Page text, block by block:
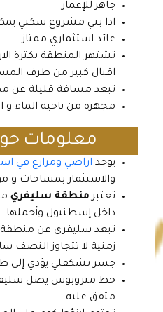
جاهز للإعمار
اذا بني مشروع سكني
عائد استثماري ممتاز
تشتهر المنطقة بكثرة
اقبال كبير من طرف
تبعد مسافة قليلة عن
مجهزة من ناحية الماء و
معلومات
يوجد اراضي ومزارع في
والاستثمار بمساحات و
تعتبرمنطقة سليفري
داخل إسطنبول وأجملها
زمنية لا تتجاوز النصف
جسر تشكفلي يؤدي إلى
خط متروبوس يصل
متفق عليه